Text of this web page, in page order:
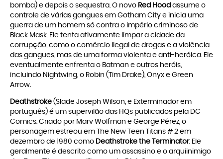
bomba) e depois o sequestra. O novo Red Hood assume o
controle de várias gangues em Gotham City e inicia uma
guerra de um homem só contra o império criminoso de
Black Mask. Ele tenta ativamente limpar a cidade da
corrupção, como o comércio ilegal de drogas e a violência
das gangues, mas de uma forma violenta e anti-heróica. Ele
eventualmente enfrenta o Batman e outros heróis,
incluindo Nightwing, o Robin (Tim Drake), Onyx e Green
Arrow.
Deathstroke (Slade Joseph Wilson, e Exterminador em
português) é um supervilão das HQs publicados pela DC
Comics. Criado por Marv Wolfman e George Pérez, o
personagem estreou em The New Teen Titans # 2 em
dezembro de 1980 como Deathstroke the Terminator. Ele
geralmente é descrito como um assassino e o arquiinimigo